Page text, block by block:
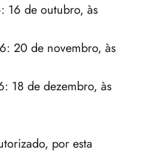
16 de outubro, às
20 de novembro, às
18 de dezembro, às
por esta